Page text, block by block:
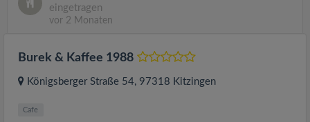
eingetragen
vor 2 Monaten
Burek & Kaffee 1988
Königsberger Straße 54, 97318 Kitzingen
Cafe